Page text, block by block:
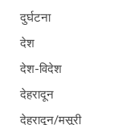
दुर्घटना
देश
देश-विदेश
देहरादून
देहरादून/मसूरी